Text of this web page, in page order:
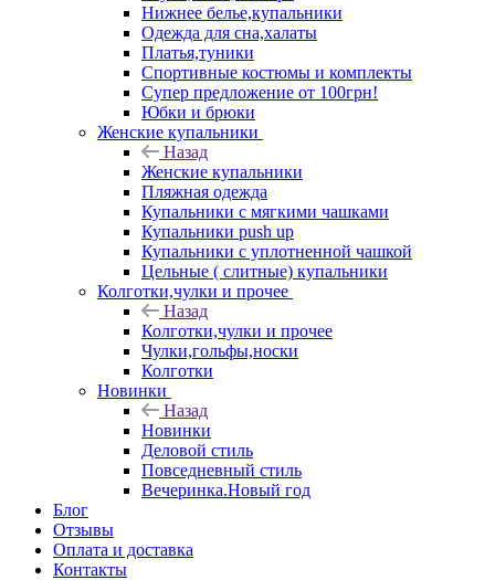
Нижнее белье,купальники
Одежда для сна,халаты
Платья,туники
Спортивные костюмы и комплекты
Супер предложение от 100грн!
Юбки и брюки
Женские купальники
Назад
Женские купальники
Пляжная одежда
Купальники с мягкими чашками
Купальники push up
Купальники с уплотненной чашкой
Цельные ( слитные) купальники
Колготки,чулки и прочее
Назад
Колготки,чулки и прочее
Чулки,гольфы,носки
Колготки
Новинки
Назад
Новинки
Деловой стиль
Повседневный стиль
Вечеринка.Новый год
Блог
Отзывы
Оплата и доставка
Контакты